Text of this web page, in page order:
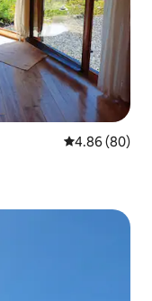
レビュー80件
4.86 (80)